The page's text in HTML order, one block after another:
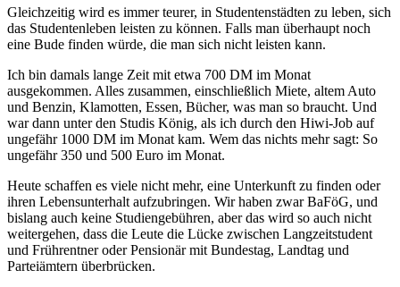
Gleichzeitig wird es immer teurer, in Studentenstädten zu leben, sich
das Studentenleben leisten zu können. Falls man überhaupt noch
eine Bude finden würde, die man sich nicht leisten kann.
Ich bin damals lange Zeit mit etwa 700 DM im Monat
ausgekommen. Alles zusammen, einschließlich Miete, altem Auto
und Benzin, Klamotten, Essen, Bücher, was man so braucht. Und
war dann unter den Studis König, als ich durch den Hiwi-Job auf
ungefähr 1000 DM im Monat kam. Wem das nichts mehr sagt: So
ungefähr 350 und 500 Euro im Monat.
Heute schaffen es viele nicht mehr, eine Unterkunft zu finden oder
ihren Lebensunterhalt aufzubringen. Wir haben zwar BaFöG, und
bislang auch keine Studiengebühren, aber das wird so auch nicht
weitergehen, dass die Leute die Lücke zwischen Langzeitstudent
und Frührentner oder Pensionär mit Bundestag, Landtag und
Parteiämtern überbrücken.